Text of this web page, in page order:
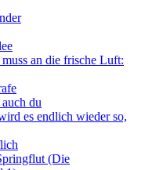
an die frische Luft:
du
es endlich wieder so,
(Die